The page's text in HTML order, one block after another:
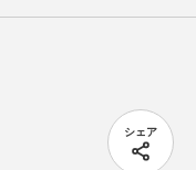
シェア